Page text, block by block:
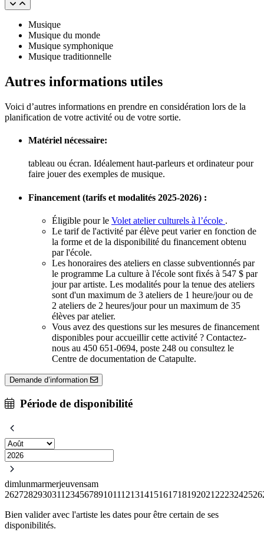
Musique
Musique du monde
Musique symphonique
Musique traditionnelle
Autres informations utiles
Voici d’autres informations en prendre en considération lors de la
planification de votre activité ou de votre sortie.
Matériel nécessaire:
tableau ou écran. Idéalement haut-parleurs et ordinateur pour
faire jouer des exemples de musique.
Financement (tarifs et modalités 2025-2026) :
Éligible pour le Volet atelier culturels à l’école .
Le tarif de l'activité par élève peut varier en fonction de
la forme et de la disponibilité du financement obtenu
par l'école.
Les honoraires des ateliers en classe subventionnés par
le programme La culture à l'école sont fixés à 547 $ par
jour par artiste. Les modalités pour la tenue des ateliers
sont d'un maximum de 3 ateliers de 1 heure/jour ou de
2 ateliers de 2 heures/jour pour un maximum de 35
élèves par atelier.
Vous avez des questions sur les mesures de financement
disponibles pour accueillir cette activité ? Contactez-
nous au 450 651-0694, poste 248 ou consultez le
Centre de documentation de Catapulte.
Demande d’information
Période de disponibilité
dimlunmarmerjeuvensam
2627282930311234567891011121314151617181920212223242526
Bien valider avec l'artiste les dates pour être certain de ses
disponibilités.